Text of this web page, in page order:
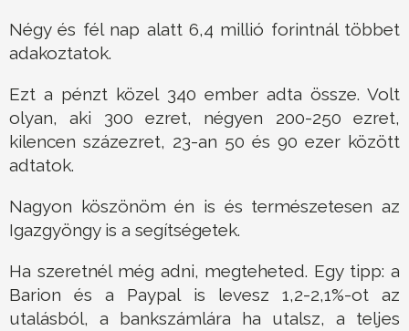
Négy és fél nap alatt 6,4 millió forintnál többet
adakoztatok.
Ezt a pénzt közel 340 ember adta össze. Volt
olyan, aki 300 ezret, négyen 200-250 ezret,
kilencen százezret, 23-an 50 és 90 ezer között
adtatok.
Nagyon köszönöm én is és természetesen az
Igazgyöngy is a segítségetek.
Ha szeretnél még adni, megteheted. Egy tipp: a
Barion és a Paypal is levesz 1,2-2,1%-ot az
utalásból, a bankszámlára ha utalsz, a teljes